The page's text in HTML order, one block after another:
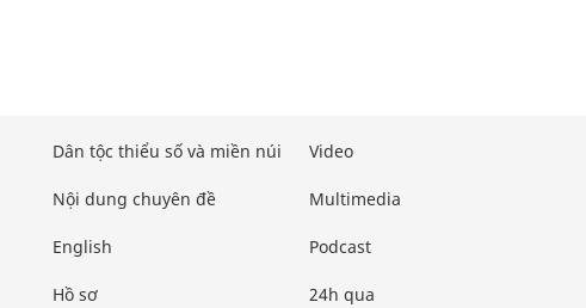
Dân tộc thiểu số và miền núi
Nội dung chuyên đề
English
Hồ sơ
Video
Multimedia
Podcast
24h qua